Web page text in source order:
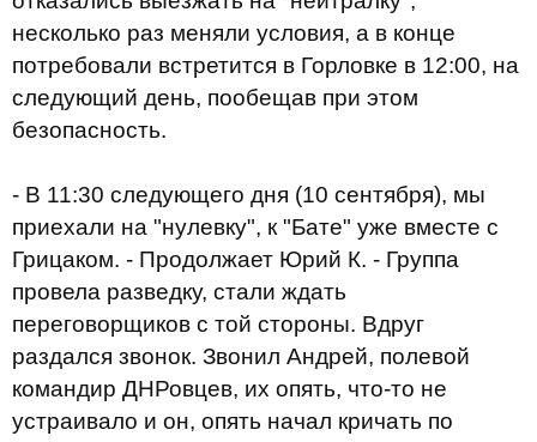
несколько раз меняли условия, а в конце
потребовали встретится в Горловке в 12:00, на
следующий день, пообещав при этом
безопасность.
- В 11:30 следующего дня (10 сентября), мы
приехали на "нулевку", к "Бате" уже вместе с
Грицаком. - Продолжает Юрий К. - Группа
провела разведку, стали ждать
переговорщиков с той стороны. Вдруг
раздался звонок. Звонил Андрей, полевой
командир ДНРовцев, их опять, что-то не
устраивало и он, опять начал кричать по